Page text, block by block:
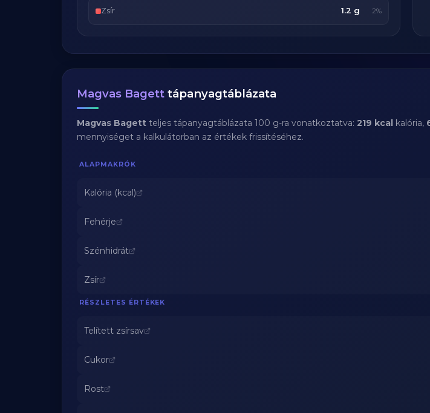
Zsír 1.2 g 2%
Magvas Bagett tápanyagtáblázata
Magvas Bagett teljes tápanyagtáblázata 100 g-ra vonatkoztatva: 219 kcal kalória,
mennyiséget a kalkulátorban az értékek frissítéséhez.
ALAPMAKRÓK
Kalória (kcal)
Fehérje
Szénhidrát
Zsír
RÉSZLETES ÉRTÉKEK
Telített zsírsav
Cukor
Rost